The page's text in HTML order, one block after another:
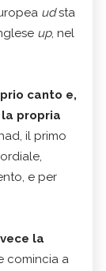
udsta
up, nel
canto e,
propria
il primo
e per
la
comincia a